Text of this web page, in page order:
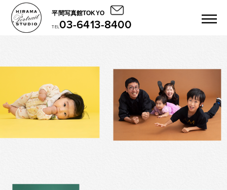
平間写真館TOKYO
TEL03-6413-8400